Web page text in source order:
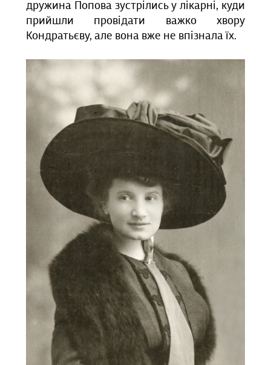
дружина Попова зустрілись у лікарні, куди
прийшли провідати важко хвору
Кондратьєву, але вона вже не впізнала їх.